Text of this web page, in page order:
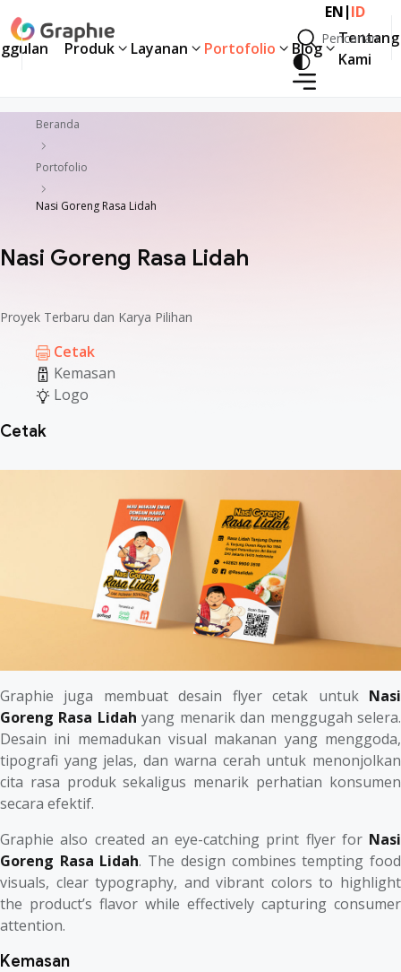
Produk
Layanan
Portofolio
Blog
Blog
Tentang
Kami
EN|ID
Pencarian
Pencarian
Beranda
Portofolio
Nasi Goreng Rasa Lidah
Nasi Goreng Rasa Lidah
Proyek Terbaru dan Karya Pilihan
Cetak
Kemasan
Logo
Cetak
Graphie juga membuat desain flyer cetak untuk Nasi
Goreng Rasa Lidah yang menarik dan menggugah selera.
Desain ini memadukan visual makanan yang menggoda,
tipografi yang jelas, dan warna cerah untuk menonjolkan
cita rasa produk sekaligus menarik perhatian konsumen
secara efektif.
Graphie also created an eye-catching print flyer for Nasi
Goreng Rasa Lidah. The design combines tempting food
visuals, clear typography, and vibrant colors to highlight
the product’s flavor while effectively capturing consumer
attention.
Kemasan